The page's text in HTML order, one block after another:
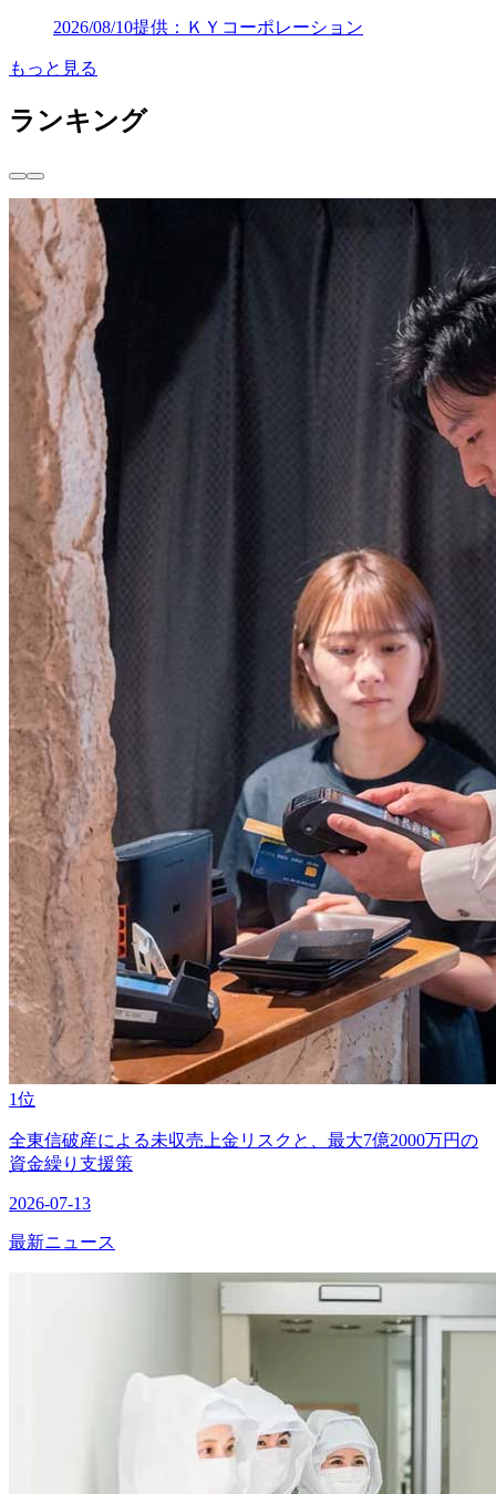
2026/08/10提供：ＫＹコーポレーション
もっと見る
ランキング
1位
全東信破産による未収売上金リスクと、最大7億2000万円の
資金繰り支援策
2026-07-13
最新ニュース